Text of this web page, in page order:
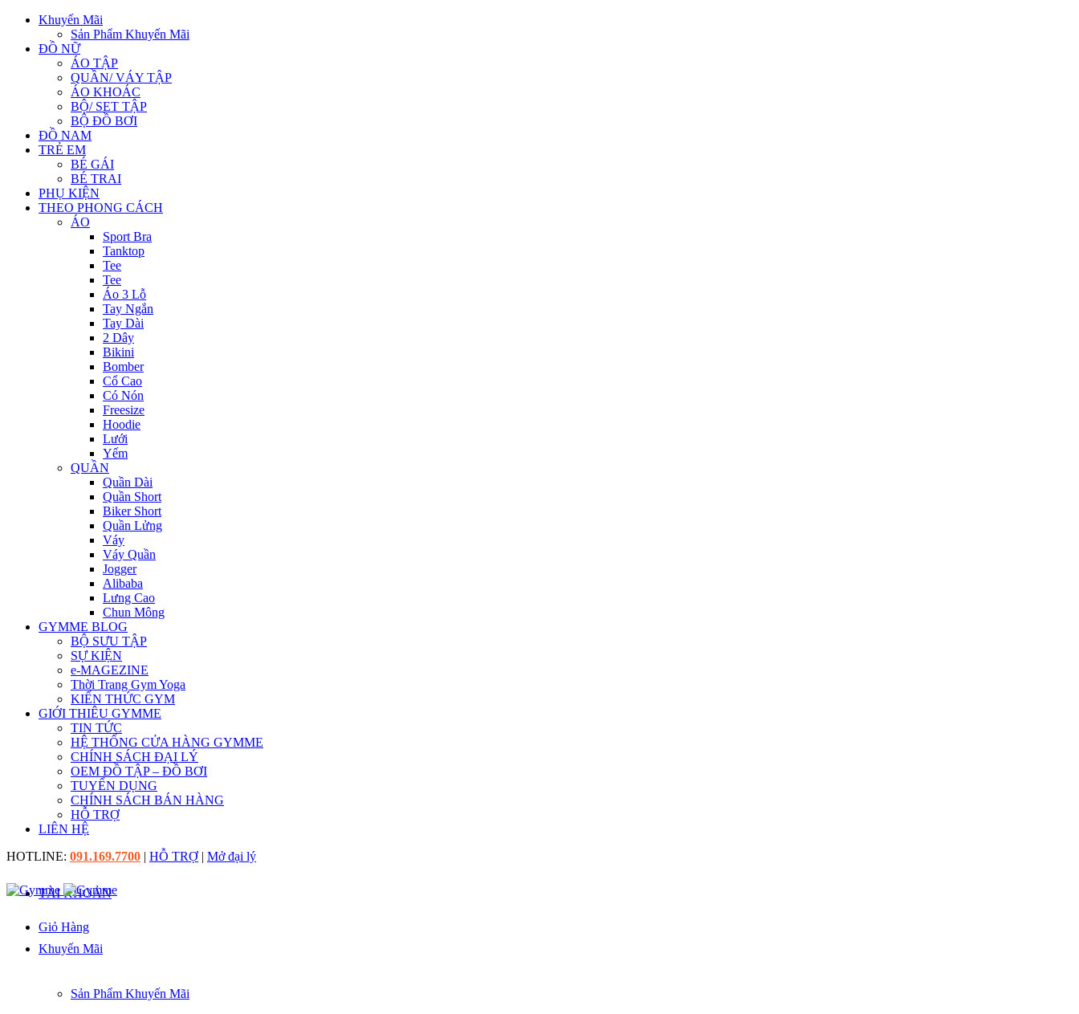
Khuyến Mãi
Sản Phẩm Khuyến Mãi
ĐỒ NỮ
ÁO TẬP
QUẦN/ VÁY TẬP
ÁO KHOÁC
BỘ/ SET TẬP
BỘ ĐỒ BƠI
ĐỒ NAM
TRẺ EM
BÉ GÁI
BÉ TRAI
PHỤ KIỆN
THEO PHONG CÁCH
ÁO
Sport Bra
Tanktop
Tee
Tee
Áo 3 Lỗ
Tay Ngắn
Tay Dài
2 Dây
Bikini
Bomber
Cổ Cao
Có Nón
Freesize
Hoodie
Lưới
Yếm
QUẦN
Quần Dài
Quần Short
Biker Short
Quần Lửng
Váy
Váy Quần
Jogger
Alibaba
Lưng Cao
Chun Mông
GYMME BLOG
BỘ SƯU TẬP
SỰ KIỆN
e-MAGEZINE
Thời Trang Gym Yoga
KIẾN THỨC GYM
GIỚI THIÊU GYMME
TIN TỨC
HỆ THỐNG CỬA HÀNG GYMME
CHÍNH SÁCH ĐẠI LÝ
OEM ĐỒ TẬP – ĐỒ BƠI
TUYỂN DỤNG
CHÍNH SÁCH BÁN HÀNG
HỖ TRỢ
LIÊN HỆ
HOTLINE: 091.169.7700 | HỖ TRỢ | Mở đại lý
TÀI KHOẢN
Giỏ Hàng
Khuyến Mãi
Sản Phẩm Khuyến Mãi